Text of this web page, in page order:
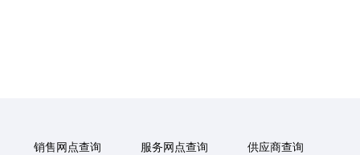
销售网点查询 服务网点查询 供应商查询